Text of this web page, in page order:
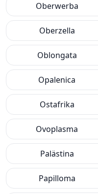
Oberwerba
Oberzella
Oblongata
Opalenica
Ostafrika
Ovoplasma
Palästina
Papilloma